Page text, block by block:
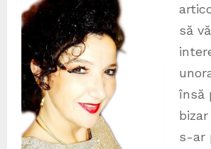
să
însă
s-ar